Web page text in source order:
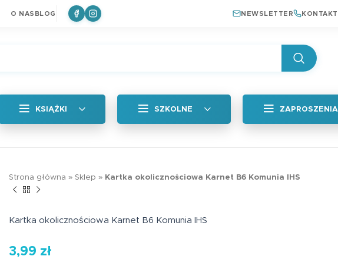
O NAS BLOG NEWSLETTER KONTAKT
do książek
Królik
KSIĄŻKI SZKOLNE ZAPROSZENIA
Strona główna » Sklep » Kartka okolicznościowa Karnet B6 Komunia IHS
Kartka okolicznościowa Karnet B6 Komunia IHS
3,99 zł